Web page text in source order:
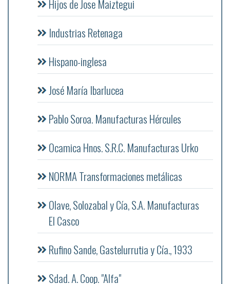
Hijos de Jose Maiztegui
Industrias Retenaga
Hispano-inglesa
José María Ibarlucea
Pablo Soroa. Manufacturas Hércules
Ocamica Hnos. S.R.C. Manufacturas Urko
NORMA Transformaciones metálicas
Olave, Solozabal y Cía, S.A. Manufacturas
El Casco
Rufino Sande, Gastelurrutia y Cía., 1933
Sdad. A. Coop. "Alfa"